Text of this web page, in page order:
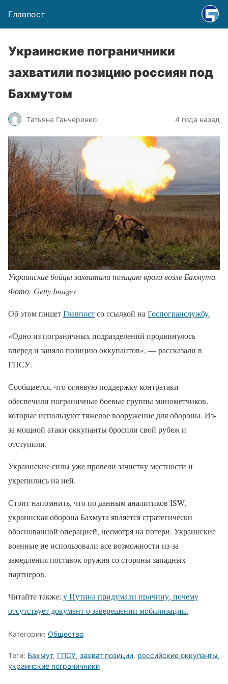
Главпост
Украинские пограничники
захватили позицию россиян под
Бахмутом
Татьяна Ганчеренко 4 года назад
Украинские бойцы захватили позицию врага возле Бахмута.
Фото: Getty Images
Об этом пишетГлавпостсо ссылкой наГоспогранслужбу.
«Одно из пограничных подразделений продвинулось
вперед и заняло позицию оккупантов», — рассказали в
ГПСУ.
Сообщается, что огневую поддержку контратаки
обеспечили пограничные боевые группы минометчиков,
которые используют тяжелое вооружение для обороны. Из-
за мощной атаки оккупанты бросили свой рубеж и
отступили.
Украинские силы уже провели зачистку местности и
укрепились на ней.
Стоит напомнить, что по данным аналитиков ISW,
украинская оборона Бахмута является стратегически
обоснованной операцией, несмотря на потери. Украинские
военные не использовали все возможности из-за
замедления поставок оружия со стороны западных
партнеров.
Читайте также: у Путина придумали причину, почему
отсутствует документ о заверешении мобилизации.
Категории: Общество
Теги: Бахмут, ГПСУ, захват позиции, российские оккупанты,
украинские пограничники